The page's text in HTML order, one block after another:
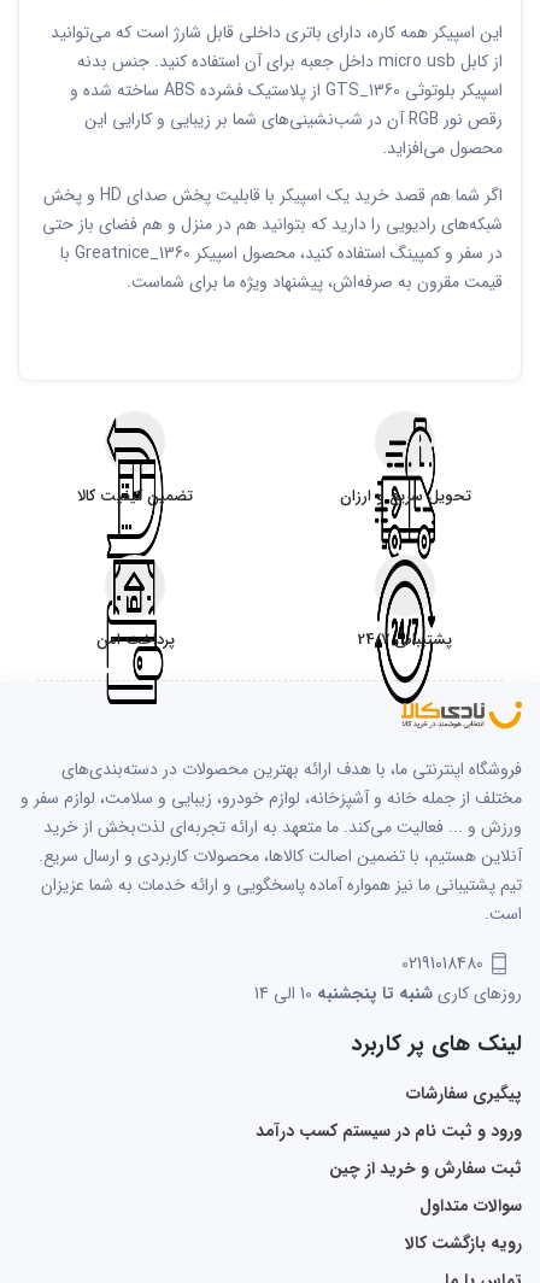
این اسپیکر همه کاره، دارای باتری داخلی قابل شارژ است که می‌توانید
از کابل micro usb داخل جعبه برای آن استفاده کنید. جنس بدنه
اسپیکر بلوتوثی GTS_1360 از پلاستیک فشرده ABS ساخته شده و
رقص نور RGB آن در شب‌نشینی‌های شما بر زیبایی و کارایی این
محصول می‌افزاید.
اگر شما هم قصد خرید یک اسپیکر با قابلیت پخش صدای HD و پخش
شبکه‌های رادیویی را دارید که بتوانید هم در منزل و هم فضای باز حتی
در سفر و کمپینگ استفاده کنید، محصول اسپیکر Greatnice_1360 با
قیمت مقرون به صرفه‌اش، پیشنهاد ویژه ما برای شماست.
تحویل سریع و ارزان تضمین کیفیت کالا
پشتیبانی 24/7 پرداخت امن
فروشگاه اینترنتی ما، با هدف ارائه بهترین محصولات در دسته‌بندی‌های
مختلف از جمله خانه و آشپزخانه، لوازم خودرو، زیبایی و سلامت، لوازم سفر و
ورزش و ... فعالیت می‌کند. ما متعهد به ارائه تجربه‌ای لذت‌بخش از خرید
آنلاین هستیم، با تضمین اصالت کالاها، محصولات کاربردی و ارسال سریع.
تیم پشتیبانی ما نیز همواره آماده پاسخگویی و ارائه خدمات به شما عزیزان
است.
02191018480
روزهای کاریشنبه تا پنجشنبه
لینک های پر کاربرد
پیگیری سفارشات
ورود و ثبت نام در سیستم کسب درآمد
ثبت سفارش و خرید از چین
سوالات متداول
رویه بازگشت کالا